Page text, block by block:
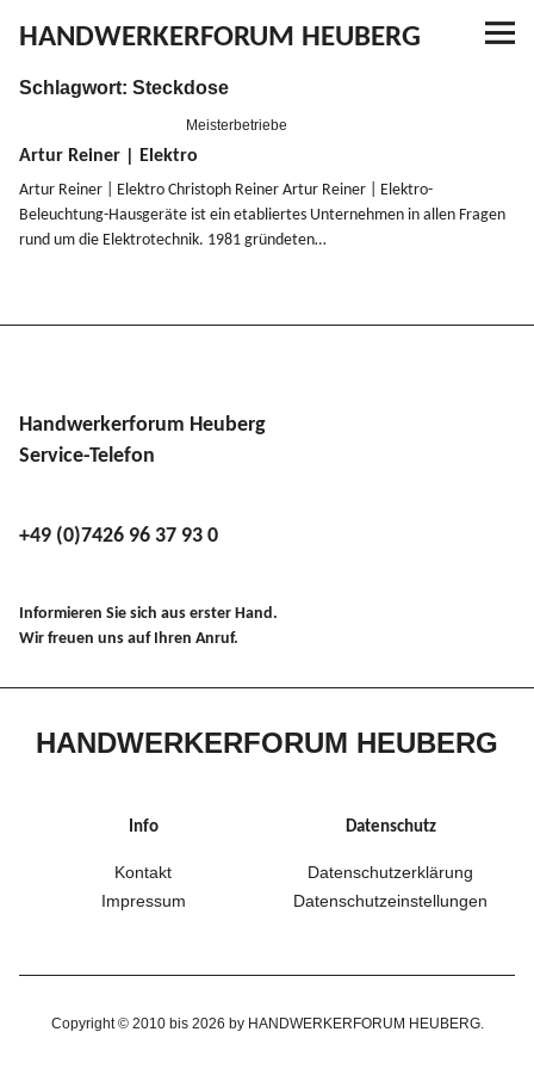
HANDWERKERFORUM HEUBERG
Referenzen
Ausbildung
Aktuelles
Schlagwort:Steckdose
Meisterbetriebe
Artur Reiner | Elektro
Artur Reiner | Elektro Christoph Reiner Artur Reiner | Elektro-
Beleuchtung-Hausgeräte ist ein etabliertes Unter­nehmen in allen Fragen
rund um die Elektro­technik. 1981 gründeten…
Handwerkerforum Heuberg
Service-Telefon
+49 (0)7426 96 37 93 0
Informieren Sie sich aus erster Hand.
Wir freuen uns auf Ihren Anruf.
HANDWERKERFORUM HEUBERG
Info
Kontakt
Impressum
Datenschutz
Datenschutzerklärung
Datenschutzeinstellungen
Copyright © 2010 bis 2026 by HANDWERKERFORUM HEUBERG